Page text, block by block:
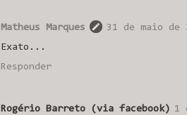
Matheus Marques
31 de maio de
Exato...
Responder
Rogério Barreto (via facebook) 1